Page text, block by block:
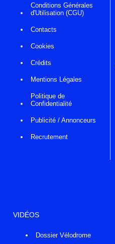
Conditions Générales
d'Utilisation (CGU)
Contacts
Cookies
Crédits
Mentions Légales
Politique de
Confidentialité
Publicité / Annonceurs
Recrutement
VIDÉOS
Dossier Vélodrome